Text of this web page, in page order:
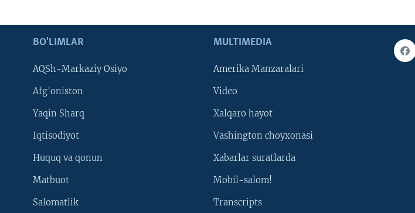
BO'LIMLAR
AQSh-Markaziy Osiyo
Afg'oniston
Yaqin Sharq
Iqtisodiyot
Huquq va qonun
Matbuot
Salomatlik
MULTIMEDIA
Amerika Manzaralari
Video
Xalqaro hayot
Vashington choyxonasi
Xabarlar suratlarda
Mobil-salom!
Transcripts